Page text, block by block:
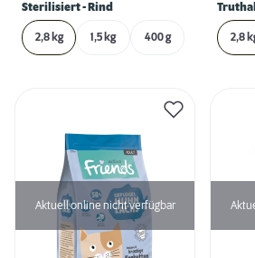
Sterilisiert - Rind
2,8 kg 1,5 kg 400 g 2,8
Aktuell online nicht verfügbar